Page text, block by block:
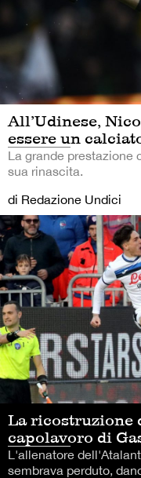
All’Udinese,
essere un
La grande prestazione
sua rinascita.
di Redazione Undici
La ricostruzione
capolavoro di
L'allenatore
sembrava perduto,